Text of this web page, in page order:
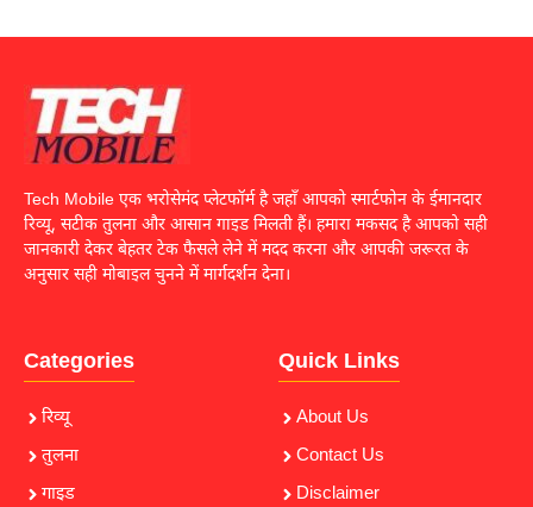
Tech Mobile एक भरोसेमंद प्लेटफॉर्म है जहाँ आपको स्मार्टफोन के ईमानदार
रिव्यू, सटीक तुलना और आसान गाइड मिलती हैं। हमारा मकसद है आपको सही
जानकारी देकर बेहतर टेक फैसले लेने में मदद करना और आपकी जरूरत के
अनुसार सही मोबाइल चुनने में मार्गदर्शन देना।
Categories
रिव्यू
तुलना
गाइड
Quick Links
About Us
Contact Us
Disclaimer